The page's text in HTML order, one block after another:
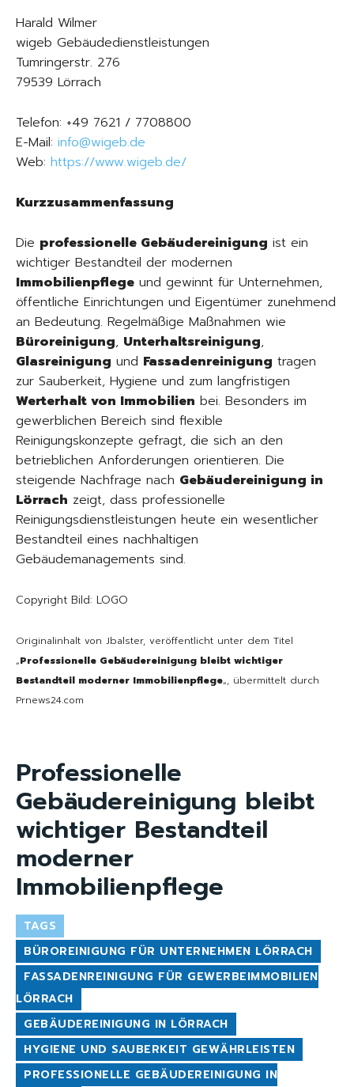
Harald Wilmer
wigeb Gebäudedienstleistungen
Tumringerstr. 276
79539 Lörrach
Telefon: +49 7621 / 7708800
E-Mail: info@wigeb.de
Web: https://www.wigeb.de/
Kurzzusammenfassung
Die professionelle Gebäudereinigung ist ein
wichtiger Bestandteil der modernen
Immobilienpflege und gewinnt für Unternehmen,
öffentliche Einrichtungen und Eigentümer zunehmend
an Bedeutung. Regelmäßige Maßnahmen wie
Büroreinigung, Unterhaltsreinigung,
Glasreinigung und Fassadenreinigung tragen
zur Sauberkeit, Hygiene und zum langfristigen
Werterhalt von Immobilien bei. Besonders im
gewerblichen Bereich sind flexible
Reinigungskonzepte gefragt, die sich an den
betrieblichen Anforderungen orientieren. Die
steigende Nachfrage nach Gebäudereinigung in
Lörrach zeigt, dass professionelle
Reinigungsdienstleistungen heute ein wesentlicher
Bestandteil eines nachhaltigen
Gebäudemanagements sind.
Copyright Bild: LOGO
Originalinhalt von Jbalster, veröffentlicht unter dem Titel
„Professionelle Gebäudereinigung bleibt wichtiger
Bestandteil moderner Immobilienpflege„, übermittelt durch
Prnews24.com
Professionelle
Gebäudereinigung bleibt
wichtiger Bestandteil
moderner
Immobilienpflege
TAGS
BÜROREINIGUNG FÜR UNTERNEHMEN LÖRRACH
FASSADENREINIGUNG FÜR GEWERBEIMMOBILIEN
LÖRRACH
GEBÄUDEREINIGUNG IN LÖRRACH
HYGIENE UND SAUBERKEIT GEWÄHRLEISTEN
PROFESSIONELLE GEBÄUDEREINIGUNG IN